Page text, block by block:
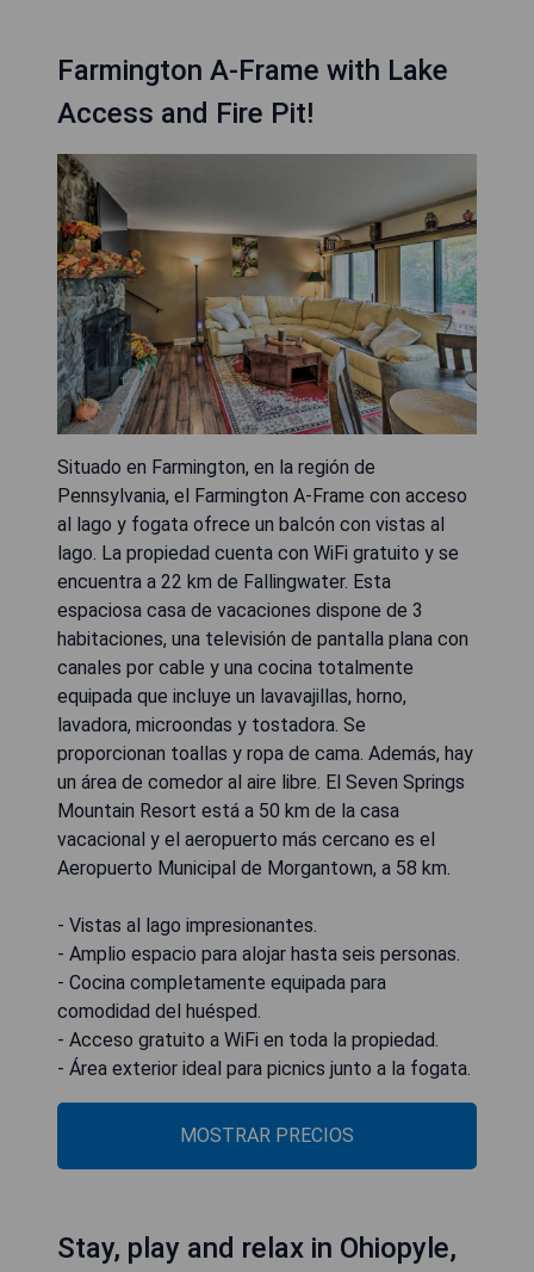
Farmington A-Frame with Lake
Access and Fire Pit!
Situado en Farmington, en la región de
Pennsylvania, el Farmington A-Frame con acceso
al lago y fogata ofrece un balcón con vistas al
lago. La propiedad cuenta con WiFi gratuito y se
encuentra a 22 km de Fallingwater. Esta
espaciosa casa de vacaciones dispone de 3
habitaciones, una televisión de pantalla plana con
canales por cable y una cocina totalmente
equipada que incluye un lavavajillas, horno,
lavadora, microondas y tostadora. Se
proporcionan toallas y ropa de cama. Además, hay
un área de comedor al aire libre. El Seven Springs
Mountain Resort está a 50 km de la casa
vacacional y el aeropuerto más cercano es el
Aeropuerto Municipal de Morgantown, a 58 km.
- Vistas al lago impresionantes.
- Amplio espacio para alojar hasta seis personas.
- Cocina completamente equipada para
comodidad del huésped.
- Acceso gratuito a WiFi en toda la propiedad.
- Área exterior ideal para picnics junto a la fogata.
MOSTRAR PRECIOS
Stay, play and relax in Ohiopyle,